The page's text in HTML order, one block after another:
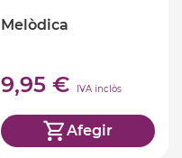
Melòdica
9,95 € IVA inclòs
Afegir